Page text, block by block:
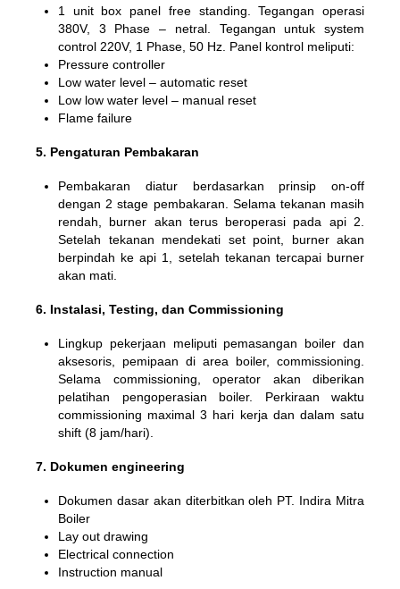
1 unit box panel free standing. Tegangan operasi
380V, 3 Phase – netral. Tegangan untuk system
control 220V, 1 Phase, 50 Hz. Panel kontrol meliputi:
Pressure controller
Low water level – automatic reset
Low low water level – manual reset
Flame failure
5. Pengaturan Pembakaran
Pembakaran diatur berdasarkan prinsip on-off
dengan 2 stage pembakaran. Selama tekanan masih
rendah, burner akan terus beroperasi pada api 2.
Setelah tekanan mendekati set point, burner akan
berpindah ke api 1, setelah tekanan tercapai burner
akan mati.
6. Instalasi, Testing, dan Commissioning
Lingkup pekerjaan meliputi pemasangan boiler dan
aksesoris, pemipaan di area boiler, commissioning.
Selama commissioning, operator akan diberikan
pelatihan pengoperasian boiler. Perkiraan waktu
commissioning maximal 3 hari kerja dan dalam satu
shift (8 jam/hari).
7. Dokumen engineering
Dokumen dasar akan diterbitkan oleh PT. Indira Mitra
Boiler
Lay out drawing
Electrical connection
Instruction manual